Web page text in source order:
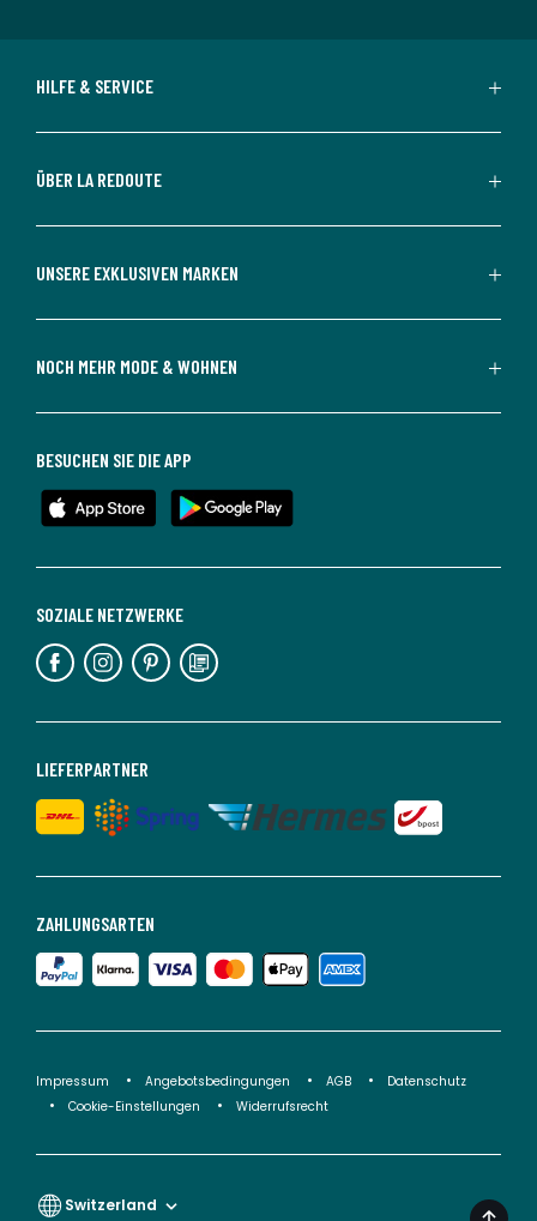
HILFE & SERVICE
ÜBER LA REDOUTE
UNSERE EXKLUSIVEN MARKEN
NOCH MEHR MODE & WOHNEN
ZAHLUNGSARTEN
LIEFERPARTNER
SOZIALE NETZWERKE
BESUCHEN SIE DIE APP
Impressum Angebotsbedingungen AGB
Datenschutz
Cookie-Einstellungen
Widerrufsrecht
Switzerland